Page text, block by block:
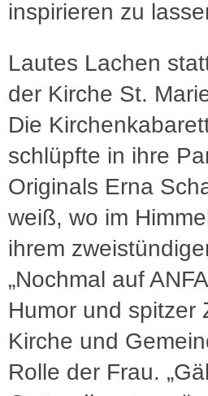
inspirieren zu
Lautes Lachen
der Kirche St.
Die
schlüpfte in ihre
Originals Erna
weiß, wo im
ihrem
„Nochmal auf
Humor und spitzer
Kirche und
Rolle der Frau.